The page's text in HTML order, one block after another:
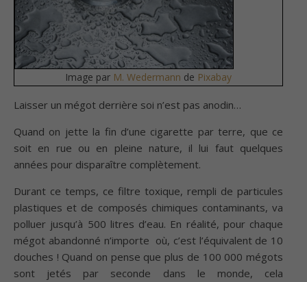
Image par M. Wedermann de Pixabay
Laisser un mégot derrière soi n’est pas anodin…
Quand on jette la fin d’une cigarette par terre, que ce
soit en rue ou en pleine nature, il lui faut quelques
années pour disparaître complètement.
Durant ce temps, ce filtre toxique, rempli de particules
plastiques et de composés chimiques contaminants, va
polluer jusqu’à 500 litres d’eau. En réalité, pour chaque
mégot abandonné n’importe où, c’est l’équivalent de 10
douches ! Quand on pense que plus de 100 000 mégots
sont jetés par seconde dans le monde, cela